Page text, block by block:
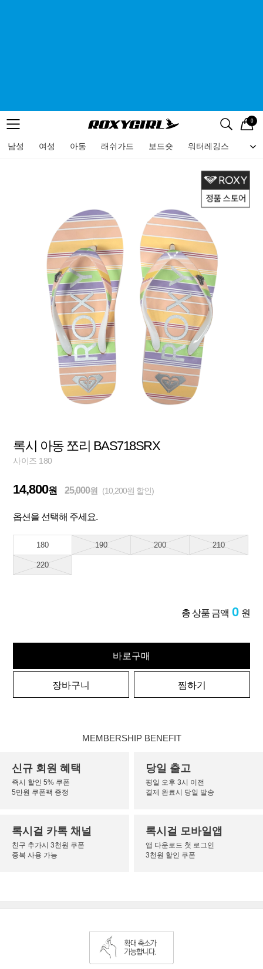
메뉴 검색
로고 0
남성 여성 아동 래쉬가드 보드숏 워터레깅스 비
메뉴
록시 아동 쪼리 BAS718SRX
사이즈 180
14,800원 25,000원 (10,200원 할인)
옵션을 선택해 주세요.
180 190 200 210
220
총 상품 금액 0 원
바로구매
장바구니 찜하기
MEMBERSHIP BENEFIT
신규 회원 혜택
즉시 할인 5% 쿠폰
5만원 쿠폰팩 증정
당일 출고
평일 오후 3시 이전
결제 완료시 당일 발송
록시걸 카톡 채널
친구 추가시 3천원 쿠폰
중복 사용 가능
록시걸 모바일앱
앱 다운로드 첫 로그인
3천원 할인 쿠폰